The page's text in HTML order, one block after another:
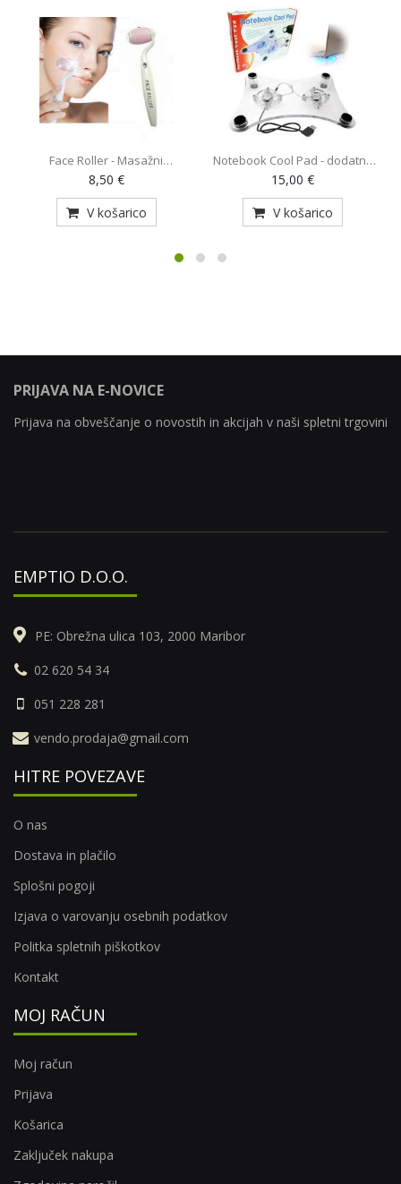
Face Roller - Masažni
pripomoček (AE-820)
8,50 €
V košarico
Notebook Cool Pad - dodatno
hlajenje za prenosnik z 2
ventilatorjema (MY-128)
15,00 €
V košarico
PRIJAVA NA E-NOVICE
Prijava na obveščanje o novostih in akcijah v naši spletni trgovini
EMPTIO D.O.O.
PE: Obrežna ulica 103, 2000 Maribor
02 620 54 34
051 228 281
vendo.prodaja@gmail.com
HITRE POVEZAVE
O nas
Dostava in plačilo
Splošni pogoji
Izjava o varovanju osebnih podatkov
Politka spletnih piškotkov
Kontakt
MOJ RAČUN
Moj račun
Prijava
Košarica
Zaključek nakupa